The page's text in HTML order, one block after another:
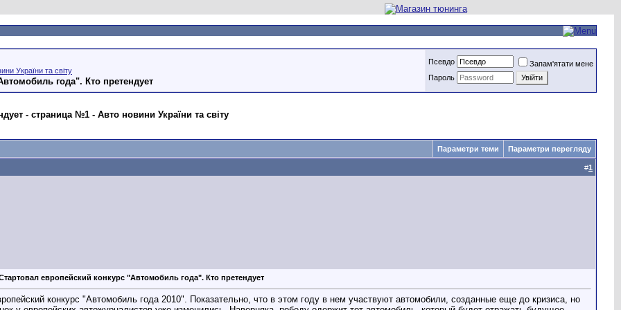
України та світу
года". Кто претендует
Псевдо
Запам'ятати мене
Пароль
- страница №1 - Авто новини України та світу
Параметри теми Параметри перегляду
#1
европейский конкурс "Автомобиль года". Кто претендует
конкурс "Автомобиль года 2010". Показательно, что в этом году в нем участвуют автомобили, созданные еще до кризиса, но